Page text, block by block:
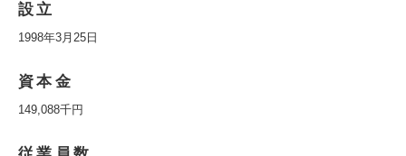
設立
1998年3月25日
資本金
149,088千円